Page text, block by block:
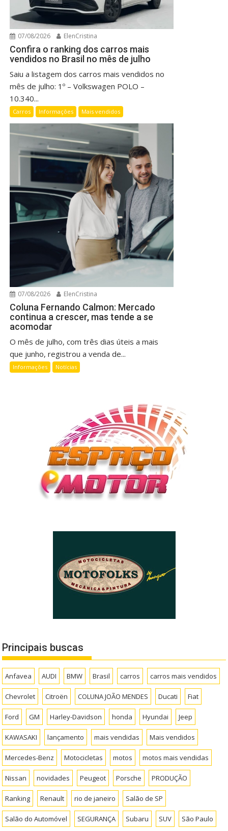
07/08/2026 ElenCristina
Confira o ranking dos carros mais
vendidos no Brasil no mês de julho
Saiu a listagem dos carros mais vendidos no
mês de julho: 1º – Volkswagen POLO –
10.340...
Carros Informações Mais vendidos
07/08/2026 ElenCristina
Coluna Fernando Calmon: Mercado
continua a crescer, mas tende a se
acomodar
O mês de julho, com três dias úteis a mais
que junho, registrou a venda de...
Informações Notícias
Principais buscas
Anfavea AUDI BMW Brasil carros carros mais vendidos
Chevrolet Citroën COLUNA JOÃO MENDES Ducati Fiat
Ford GM Harley-Davidson honda Hyundai Jeep
KAWASAKI lançamento mais vendidas Mais vendidos
Mercedes-Benz Motocicletas motos motos mais vendidas
Nissan novidades Peugeot Porsche PRODUÇÃO
Ranking Renault rio de janeiro Salão de SP
Salão do Automóvel SEGURANÇA Subaru SUV São Paulo